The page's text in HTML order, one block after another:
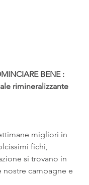
BENE :
rimineralizzante
migliori in
fichi,
si trovano in
nostre campagne e